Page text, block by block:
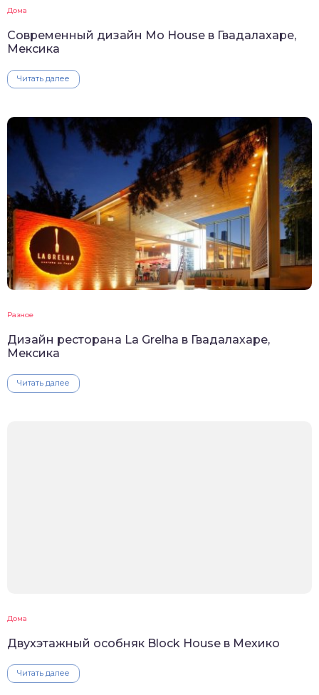
Дома
Современный дизайн Mo House в Гвадалахаре,
Мексика
Читать далее
Разное
Дизайн ресторана La Grelha в Гвадалахаре,
Мексика
Читать далее
Дома
Двухэтажный особняк Block House в Мехико
Читать далее